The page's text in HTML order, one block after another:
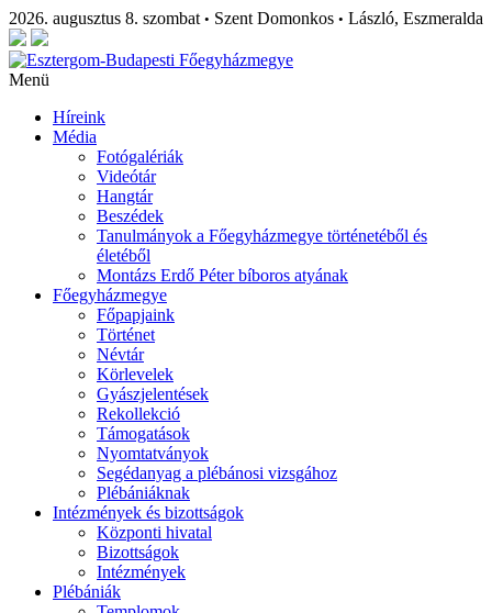
2026. augusztus 8. szombat • Szent Domonkos • László, Eszmeralda
Menü
Híreink
Média
Fotógalériák
Videótár
Hangtár
Beszédek
Tanulmányok a Főegyházmegye történetéből és
életéből
Montázs Erdő Péter bíboros atyának
Főegyházmegye
Főpapjaink
Történet
Névtár
Körlevelek
Gyászjelentések
Rekollekció
Támogatások
Nyomtatványok
Segédanyag a plébánosi vizsgához
Plébániáknak
Intézmények és bizottságok
Központi hivatal
Bizottságok
Intézmények
Plébániák